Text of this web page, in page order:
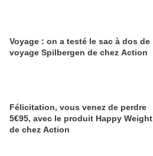
Voyage : on a testé le sac à dos de
voyage Spilbergen de chez Action
Félicitation, vous venez de perdre
5€95, avec le produit Happy Weight
de chez Action